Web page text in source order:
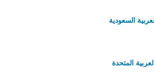
السعودية
المتحدة